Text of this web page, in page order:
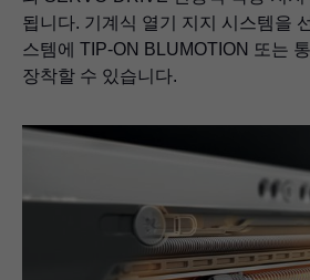
됩니다. 기계식 열기 지지 시스템을
스템에 TIP-ON BLUMOTION 또는
장착할 수 있습니다.